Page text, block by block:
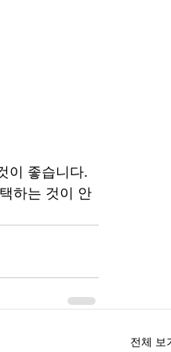
이 좋습니다.
하는 것이 안
전체 보